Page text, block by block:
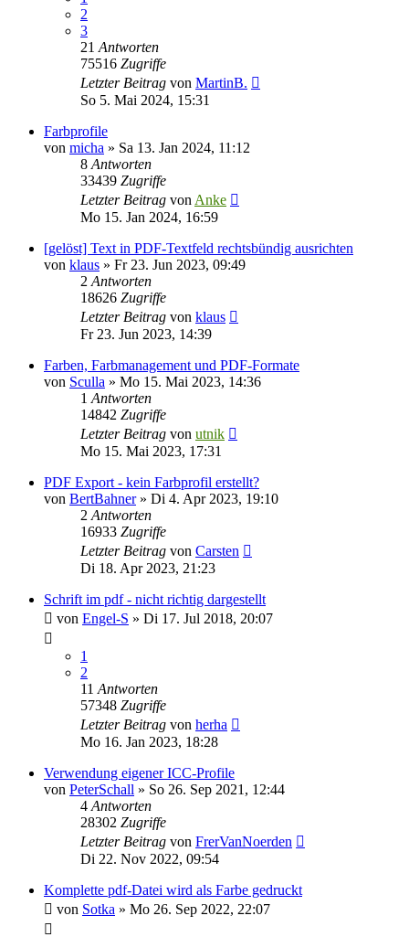
2
3
21 Antworten
75516 Zugriffe
Letzter Beitrag von MartinB.
So 5. Mai 2024, 15:31
Farbprofile
von micha » Sa 13. Jan 2024, 11:12
8 Antworten
33439 Zugriffe
Letzter Beitrag von Anke
Mo 15. Jan 2024, 16:59
[gelöst] Text in PDF-Textfeld rechtsbündig ausrichten
von klaus » Fr 23. Jun 2023, 09:49
2 Antworten
18626 Zugriffe
Letzter Beitrag von klaus
Fr 23. Jun 2023, 14:39
Farben, Farbmanagement und PDF-Formate
von Sculla » Mo 15. Mai 2023, 14:36
1 Antworten
14842 Zugriffe
Letzter Beitrag von utnik
Mo 15. Mai 2023, 17:31
PDF Export - kein Farbprofil erstellt?
von BertBahner» Di 4. Apr 2023, 19:10
2 Antworten
16933 Zugriffe
Letzter Beitrag von Carsten
Di 18. Apr 2023, 21:23
Schrift im pdf - nicht richtig dargestellt
von Engel-S » Di 17. Jul 2018, 20:07
1
2
11 Antworten
57348 Zugriffe
Letzter Beitrag von herha
Mo 16. Jan 2023, 18:28
Verwendung eigener ICC-Profile
von PeterSchall » So 26. Sep 2021, 12:44
4 Antworten
28302 Zugriffe
Letzter Beitrag von FrerVanNoerden
Di 22. Nov 2022, 09:54
Komplette pdf-Datei wird als Farbe gedruckt
von Sotka » Mo 26. Sep 2022, 22:07